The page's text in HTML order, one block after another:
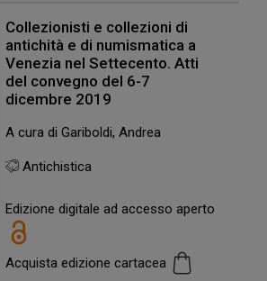
Collezionisti e collezioni di
antichità e di numismatica a
Venezia nel Settecento. Atti
del convegno del 6-7
dicembre 2019
A cura di Gariboldi, Andrea
Antichistica
Edizione digitale ad accesso aperto
Acquista edizione cartacea